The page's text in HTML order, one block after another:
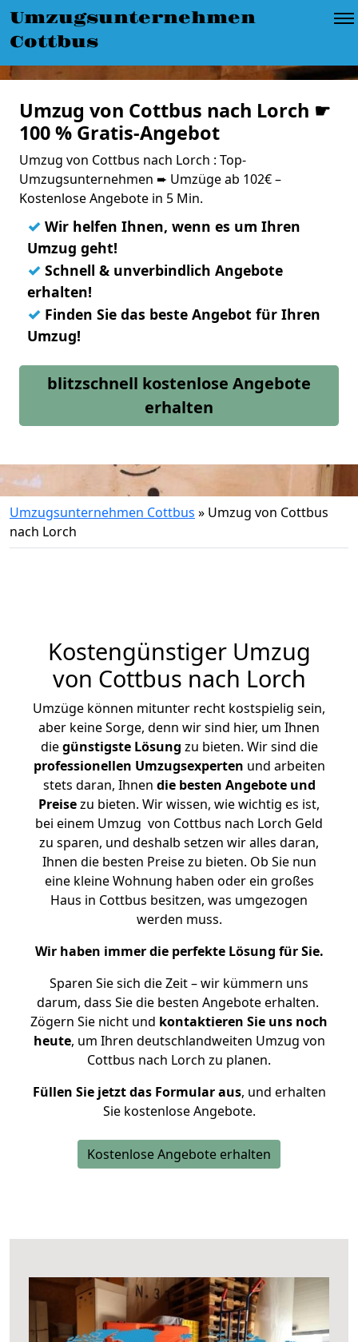
Umzugsunternehmen
Cottbus
Umzug von Cottbus nach Lorch ☛
100 % Gratis-Angebot
Umzug von Cottbus nach Lorch : Top-
Umzugsunternehmen ➨ Umzüge ab 102€ –
Kostenlose Angebote in 5 Min.
✓ Wir helfen Ihnen, wenn es um Ihren
Umzug geht!
✓ Schnell & unverbindlich Angebote
erhalten!
✓ Finden Sie das beste Angebot für Ihren
Umzug!
blitzschnell kostenlose Angebote
erhalten
Umzugsunternehmen Cottbus » Umzug von Cottbus
nach Lorch
Kostengünstiger Umzug
von Cottbus nach Lorch
Umzüge können mitunter recht kostspielig sein,
aber keine Sorge, denn wir sind hier, um Ihnen
diegünstigste Lösung zu bieten. Wir sind die
professionellen Umzugsexperten und arbeiten
stets daran, Ihnen die besten Angebote und
Preisezu bieten. Wir wissen, wie wichtig es ist,
bei einem Umzug von Cottbus nach Lorch Geld
zu sparen, und deshalb setzen wir alles daran,
Ihnen die besten Preise zu bieten. Ob Sie nun
eine kleine Wohnung haben oder ein großes
Haus in Cottbus besitzen, was umgezogen
werden muss.
Wir haben immer die perfekte Lösung für Sie.
Sparen Sie sich die Zeit – wir kümmern uns
darum, dass Sie die besten Angebote erhalten.
Zögern Sie nicht und kontaktieren Sie uns noch
heute, um Ihren deutschlandweiten Umzug von
Cottbus nach Lorch zu planen.
Füllen Sie jetzt das Formular aus, und erhalten
Sie kostenlose Angebote.
Kostenlose Angebote erhalten